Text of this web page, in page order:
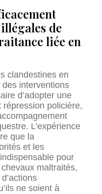
de
liée en
clandestines en
interventions
d’adopter une
policière,
L’expérience
que la
et les
pour
maltraités,
ne soient à